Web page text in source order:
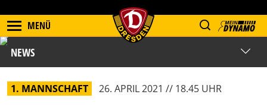
MENÜ
NEWS
1. MANNSCHAFT 26. APRIL 2021 // 18.45 UHR